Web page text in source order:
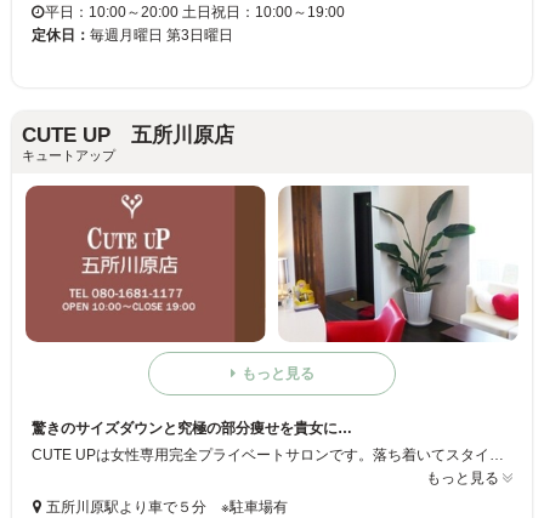
平日：10:00～20:00 土日祝日：10:00～19:00
定休日： 毎週月曜日 第3日曜日
CUTE UP 五所川原店
キュートアップ
もっと見る
驚きのサイズダウンと究極の部分痩せを貴女に…
CUTE UPは女性専用完全プライベートサロンです。落ち着いてスタイリッシュな空間、ゆったりとした音楽とアロマの香りでリラックスして施術できます。即効性にこだわり選んだ機器ばかりなので、短時間で驚きのサイズダウンが可能です。度重なるリバウンドでお悩みの方は是非ご来店下さい。理想のプロポーションへのお手伝いをさせて頂きます。
もっと見る
五所川原駅より車で５分 ※駐車場有